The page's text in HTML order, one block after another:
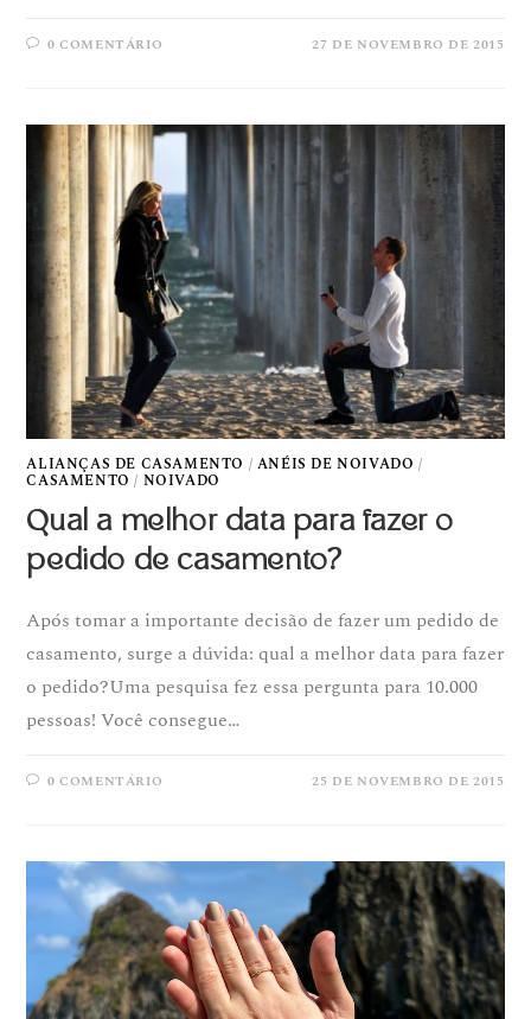
0 COMENTÁRIO 27 DE NOVEMBRO DE 2015
ALIANÇAS DE CASAMENTO / ANÉIS DE NOIVADO /
CASAMENTO / NOIVADO
Qual a melhor data para fazer o
pedido de casamento?
Após tomar a importante decisão de fazer um pedido de
casamento, surge a dúvida: qual a melhor data para fazer
o pedido?Uma pesquisa fez essa pergunta para 10.000
pessoas! Você consegue…
0 COMENTÁRIO 25 DE NOVEMBRO DE 2015